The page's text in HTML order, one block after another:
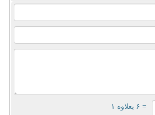
= ۶ بعلاوه ۱